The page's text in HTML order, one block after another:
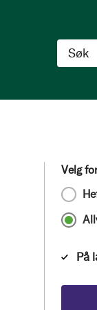
Søk
Velg
På